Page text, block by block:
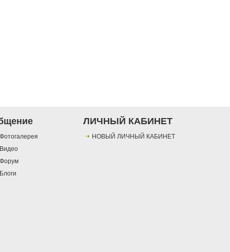
Фотогалерея
Видео
Форум
Блоги
ЛИЧНЫЙ КАБИНЕТ
НОВЫЙ ЛИЧНЫЙ КАБИНЕТ